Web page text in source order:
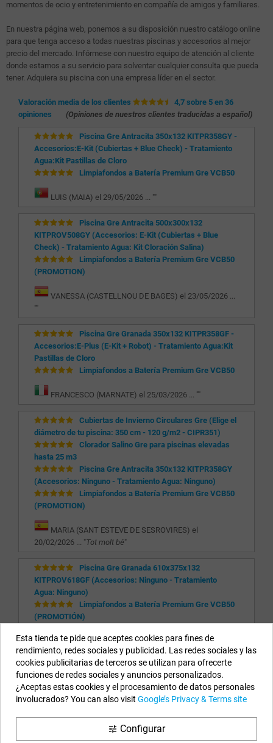
momentos de ocio y entretenimiento en compañía de amigos y familiares.
En nuestra página web, ponemos a su disposición nuestro catálogo online
para que tenga acceso a todas nuestras piscinas y accesorios al mejor
precio del mercado. Infórmese con nuestro equipo de atención al cliente
donde estamos a su servicio para solventar cualquier consulta que pueda
tener. Adquiera su piscina con una empresa líder en el sector.
Valoración media de los clientes
4,7 sobre 5 en 36
opiniones
(Opiniones de nuestros clientes traducidas a español)
Piscina Gre Antracita 350x132 KITPR358GY -
Accesorios:E-Kit (Cubiertas + Blue Check) - Tratamiento
Agua:Kit Pastillas de Cloro
Limpiafondos a Batería Premium Gre VCB50
LUIS (MAIA) el 29/05/2026 ... ""
Piscina Gre Antracita 500x300x132
KITPROV508GY (Accesorios: E-Kit (Cubiertas + Blue
Check) - Tratamiento Agua: Kit Cloración Salina)
Limpiafondos a Batería Premium Gre VCB50
(PROMOTION)
VANESSA (CASTELLNOU DE BAGES) el 23/05/2026 ...
""
Piscina Gre Granada 350x132 KITPR358GF -
Accesorios:E-Plus (E-Kit + Robot) - Tratamiento Agua:Kit
Pastillas de Cloro
Limpiafondos a Batería Premium Gre VCB50
FRANCESCO (MARNATE) el 25/03/2026 ... ""
Cubiertas de Invierno Circulares Gre (Elige el
diámetro de tu piscina: 350 cm - 120 g/m2 - CIPR351)
Clorador Salino Gre para piscinas elevadas
hasta 25 m3
Piscina Gre Antracita 350x132 KITPR358GY
(Accesorios: Ninguno - Tratamiento Agua: Ninguno)
Limpiafondos a Batería Premium Gre VCB50
(PROMOTION)
MARIA (SANT ESTEVE DE SESROVIRES) el
20/02/2026 ... "Tot molt bé"
Piscina Gre Granada 610x375x132
KITPROV618GF (Accesorios: Ninguno - Tratamiento
Agua: Ninguno)
Limpiafondos a Batería Premium Gre VCB50
(PROMOTIÓN)
ULPIANO (SIERO - ASTURIAS) el 28/07/2025 ... "
Nuestros Datos
EYAROC COMPANY SL (ESB06590913)
Llámanos ahora:924.951.204
Horario:Lunes a Viernes: 9h a 14h y 15h a 18h
Esta tienda te pide que aceptes cookies para fines de
rendimiento, redes sociales y publicidad. Las redes sociales y las
cookies publicitarias de terceros se utilizan para ofrecerte
funciones de redes sociales y anuncios personalizados.
¿Aceptas estas cookies y el procesamiento de datos personales
involucrados? You can also visit Google’s Privacy & Terms site
tune Configurar